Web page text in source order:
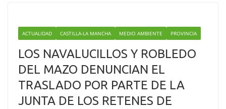
ACTUALIDAD CASTILLA-LA MANCHA MEDIO AMBIENTE PROVINCIA
LOS NAVALUCILLOS Y ROBLEDO
DEL MAZO DENUNCIAN EL
TRASLADO POR PARTE DE LA
JUNTA DE LOS RETENES DE